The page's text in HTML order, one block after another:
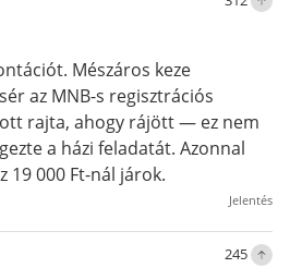
Mészáros keze
az MNB-s regisztrációs
rajta, ahogy rájött — ez nem
a házi feladatát. Azonnal
19 000 Ft-nál járok.
Jelentés
245